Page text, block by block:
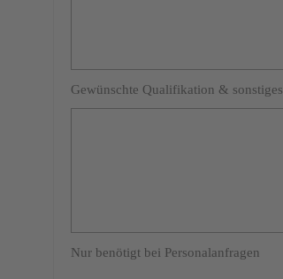
Gewünschte Qualifikation & sonstiges
Nur benötigt bei Personalanfragen